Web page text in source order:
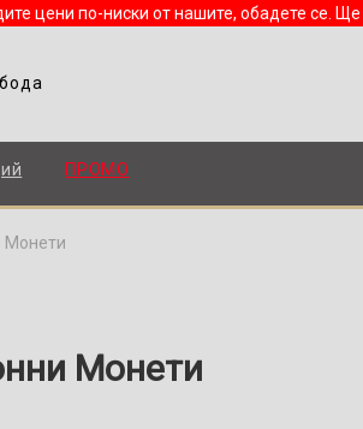
цени по-ниски от нашите, обадете се.
ПРОМО
Монети
Монети